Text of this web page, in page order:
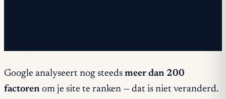
Google analyseert nog steeds meer dan 200
factoren om je site te ranken — dat is niet veranderd.